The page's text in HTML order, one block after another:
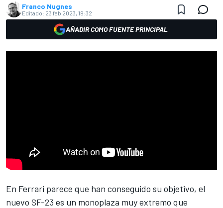
Franco Nugnes
Editado: 23 feb 2023, 19:32
AÑADIR COMO FUENTE PRINCIPAL
En Ferrari parece que han conseguido su objetivo, el
nuevo SF-23 es un monoplaza muy extremo que